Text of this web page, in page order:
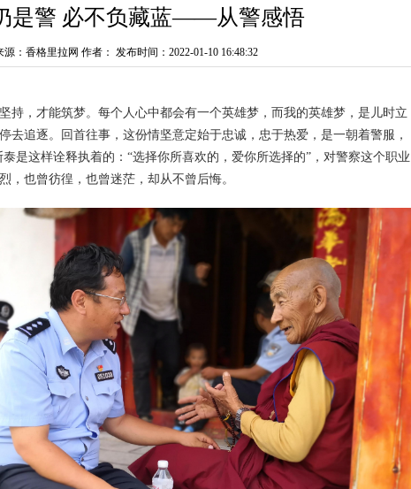
是警 必不负藏蓝——从警感悟
源：香格里拉网 作者： 发布时间：2022-01-10 16:48:32
持，才能筑梦。每个人心中都会有一个英雄梦，而我的英雄梦，是儿时立
去追逐。回首往事，这份情坚意定始于忠诚，忠于热爱，是一朝着警服，
是这样诠释执着的：“选择你所喜欢的，爱你所选择的”，对警察这个职业
，也曾彷徨，也曾迷茫，却从不曾后悔。